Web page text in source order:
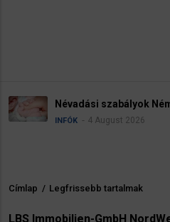
Névadási szabályok
INFÓK 4 August 2026
Morzsa
Címlap / Legfrissebb tartalmak
LBS Immobilien-GmbH